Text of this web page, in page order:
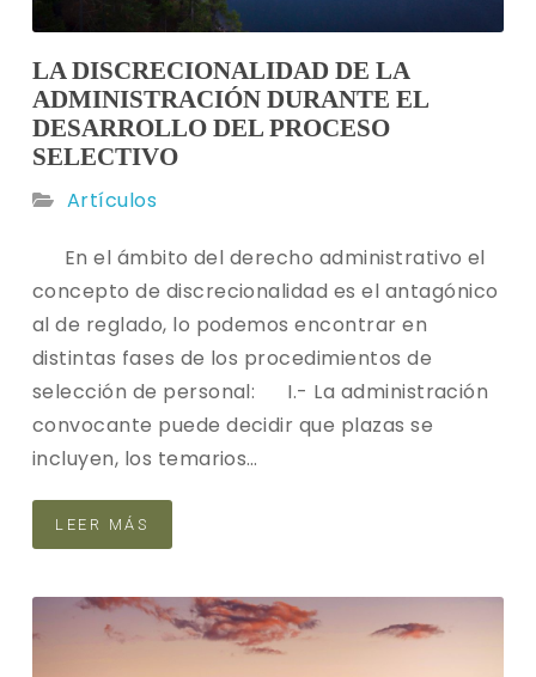
LA DISCRECIONALIDAD DE LA
ADMINISTRACIÓN DURANTE EL
DESARROLLO DEL PROCESO
SELECTIVO
Artículos
En el ámbito del derecho administrativo el
concepto de discrecionalidad es el antagónico
al de reglado, lo podemos encontrar en
distintas fases de los procedimientos de
selección de personal: I.- La administración
convocante puede decidir que plazas se
incluyen, los temarios…
LEER MÁS